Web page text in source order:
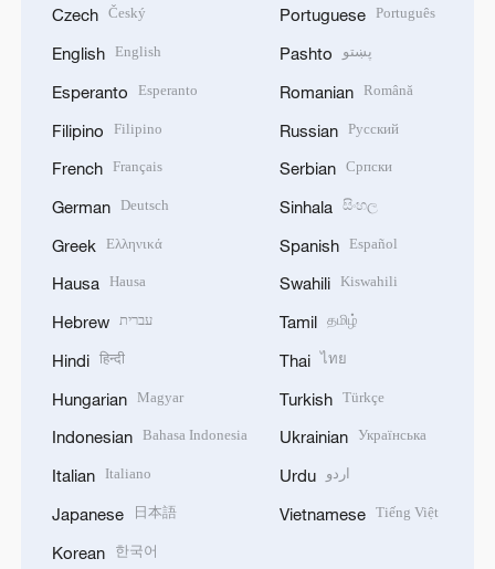
Czech Český
English English
Esperanto Esperanto
Filipino Filipino
French Français
German Deutsch
Greek Ελληνικά
Hausa Hausa
Hebrew עברית
Hindi हिन्दी
Hungarian Magyar
Indonesian Bahasa Indonesia
Italian Italiano
Japanese 日本語
Korean 한국어
Portuguese Português
Pashto پښتو
Romanian Română
Russian Русский
Serbian Српски
Sinhala සිංහල
Spanish Español
Swahili Kiswahili
Tamil தமிழ்
Thai ไทย
Turkish Türkçe
Ukrainian Українська
Urdu اردو
Vietnamese Tiếng Việt